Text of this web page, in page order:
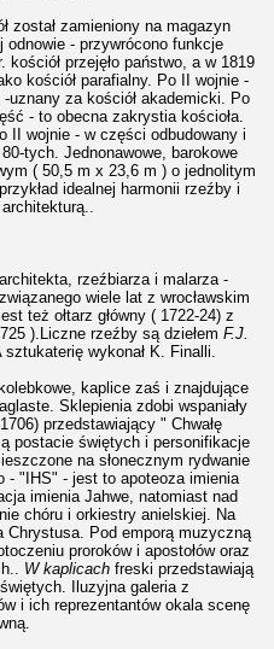
został zamieniony na magazyn
- przywrócono funkcje
przejęło państwo, a w 1819
kościół parafialny. Po II wojnie -
uznany za kościół akademicki. Po
- to obecna zakrystia kościoła.
II wojnie - w części odbudowany i
tych. Jednonawowe, barokowe
( 50,5 m x 23,6 m ) o jednolitym
idealnej harmonii rzeźby i
rzeźbiarza i malarza -
wiele lat z wrocławskim
też ołtarz główny ( 1722-24) z
).Liczne rzeźby są dziełem F.J.
wykonał K. Finalli.
kaplice zaś i znajdujące
Sklepienia zdobi wspaniały
przedstawiający " Chwałę
postacie świętych i personifikacje
na słonecznym rydwanie
- "IHS" - jest to apoteoza imienia
imienia Jahwe, natomiast nad
chóru i orkiestry anielskiej. Na
Pod emporą muzyczną
proroków i apostołów oraz
W kaplicach freski przedstawiają
Iluzyjna galeria z
i ich reprezentantów okala scenę